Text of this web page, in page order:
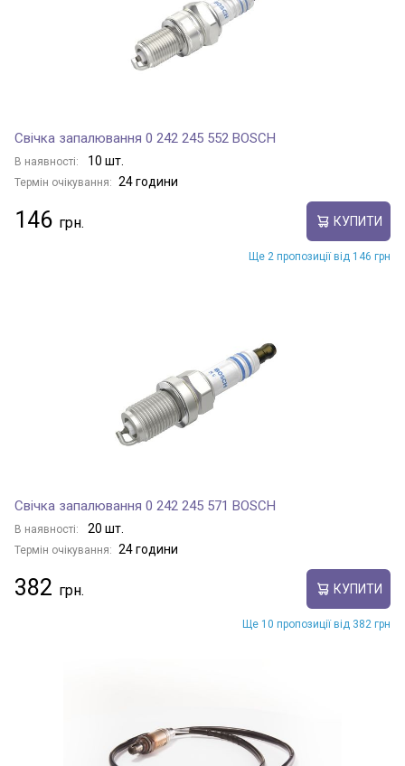
Свічка запалювання 0 242 245 552 BOSCH
В наявності: 10 шт.
Термін очікування: 24 години
146 КУПИТИ
Ще 2 пропозиції від 146 грн
Свічка запалювання 0 242 245 571 BOSCH
В наявності: 20 шт.
Термін очікування: 24 години
382 КУПИТИ
Ще 10 пропозиції від 382 грн